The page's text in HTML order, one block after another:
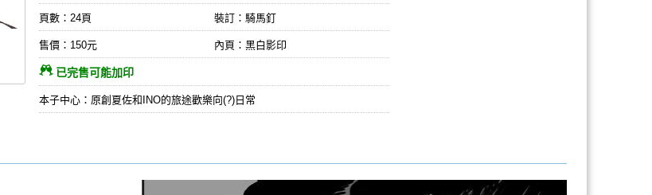
頁數：24頁 裝訂：騎馬釘
售價：150元 內頁：黑白影印
已完售可能加印
本子中心：原創夏佐和INO的旅途歡樂向(?)日常